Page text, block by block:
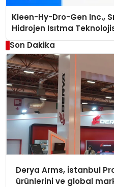
Kleen-Hy-Dro-Gen Inc.,
Hidrojen Isıtma
Düzenleyici Onaylarını
Son Dakika
Derya Arms, İstanbul
ürünlerini ve global